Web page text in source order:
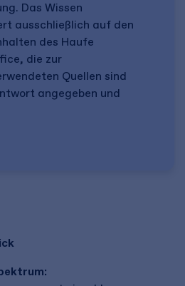
Das Wissen
ausschließlich auf den
des Haufe
die zur
Quellen sind
angegeben und